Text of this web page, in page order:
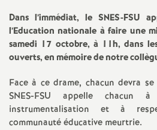
Dans l’immédiat, le SNES-FSU
l’Education nationale à faire une
samedi 17 octobre, à 11h, dans
ouverts, en mémoire de notre
Face à ce drame, chacun devra
SNES-FSU appelle chacun
instrumentalisation et à
communauté éducative meurtrie.